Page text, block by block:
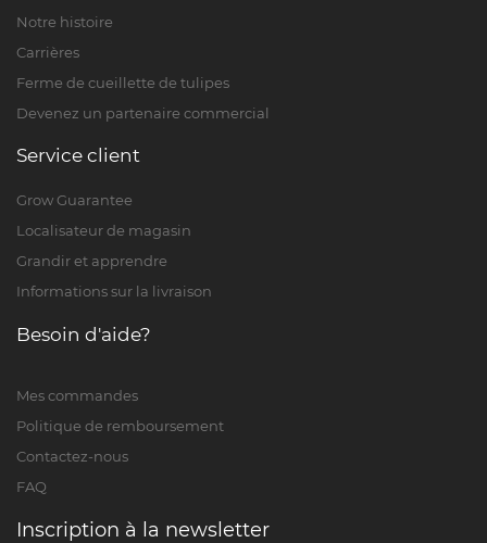
Notre histoire
Carrières
Ferme de cueillette de tulipes
Devenez un partenaire commercial
Service client
Grow Guarantee
Localisateur de magasin
Grandir et apprendre
Informations sur la livraison
Besoin d'aide?
Mes commandes
Politique de remboursement
Contactez-nous
FAQ
Inscription à la newsletter